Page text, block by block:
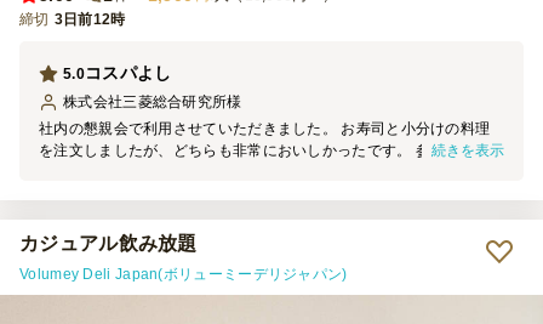
締切 3日前12時
コスパよし
5.0
株式会社三菱総合研究所様
社内の懇親会で利用させていただきました。 お寿司と小分けの料理
を注文しましたが、どちらも非常においしかったです。 参加者から
続きを表示
カジュアル飲み放題
Volumey Deli Japan(ボリューミーデリジャパン)